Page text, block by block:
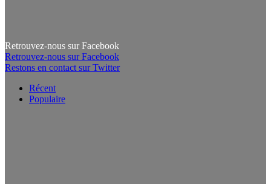
Retrouvez-nous sur Facebook
Retrouvez-nous sur Facebook
Restons en contact sur Twitter
Récent
Populaire